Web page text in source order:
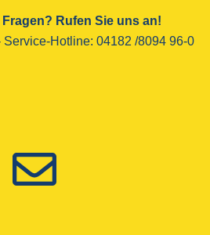
Rufen Sie uns an!
­Service-Hotline­: 04182 /8094 96-0